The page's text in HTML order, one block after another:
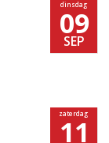
dinsdag
09
SEP
zaterdag
11